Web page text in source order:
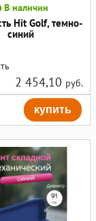
В наличии
Hit Golf, темно-
синий
2 454,10 руб.
купить